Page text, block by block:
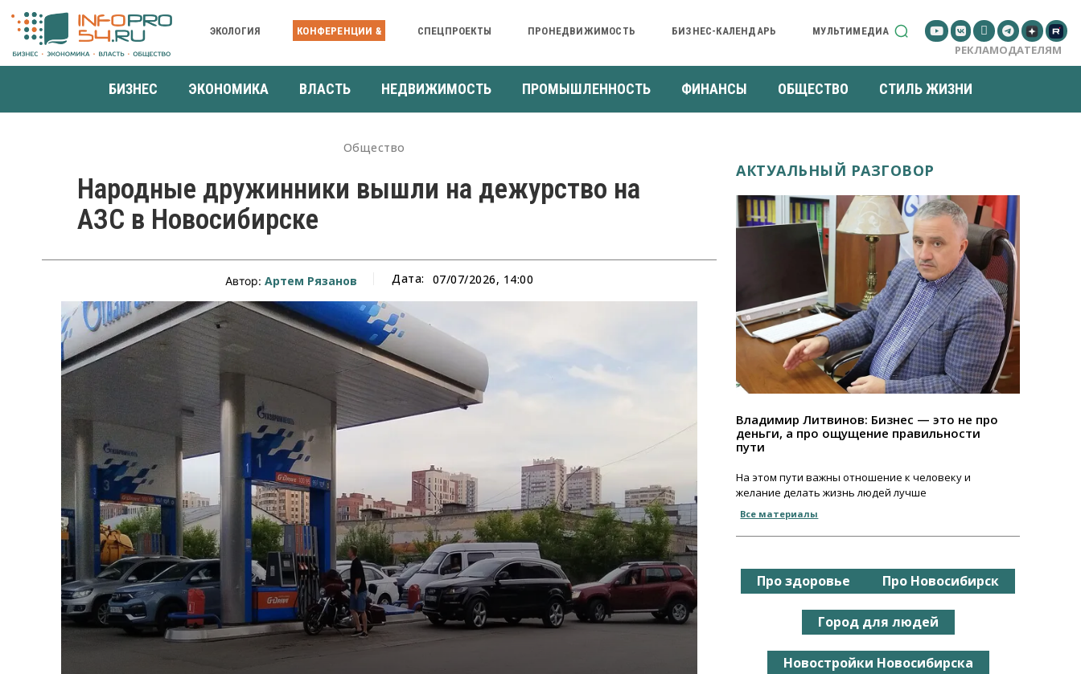
ЭКОЛОГИЯ КОНФЕРЕНЦИИ & СПЕЦПРОЕКТЫ ПРОНЕДВИЖИМОСТЬ БИЗНЕС-КАЛЕНДАРЬ МУЛЬТИМЕДИА
РЕКЛАМОДАТЕЛЯМ
БИЗНЕС ЭКОНОМИКА ВЛАСТЬ НЕДВИЖИМОСТЬ ПРОМЫШЛЕННОСТЬ ФИНАНСЫ ОБЩЕСТВО СТИЛЬ ЖИЗНИ
Общество
Народные дружинники вышли на дежурство на
АЗС в Новосибирске
Автор:Артем Рязанов Дата: 07/07/2026, 14:00
АКТУАЛЬНЫЙ РАЗГОВОР
Владимир Литвинов: Бизнес — это не про
деньги, а про ощущение правильности
пути
На этом пути важны отношение к человеку и
желание делать жизнь людей лучше
Все материалы
Про здоровье Про Новосибирск
Город для людей
Новостройки Новосибирска